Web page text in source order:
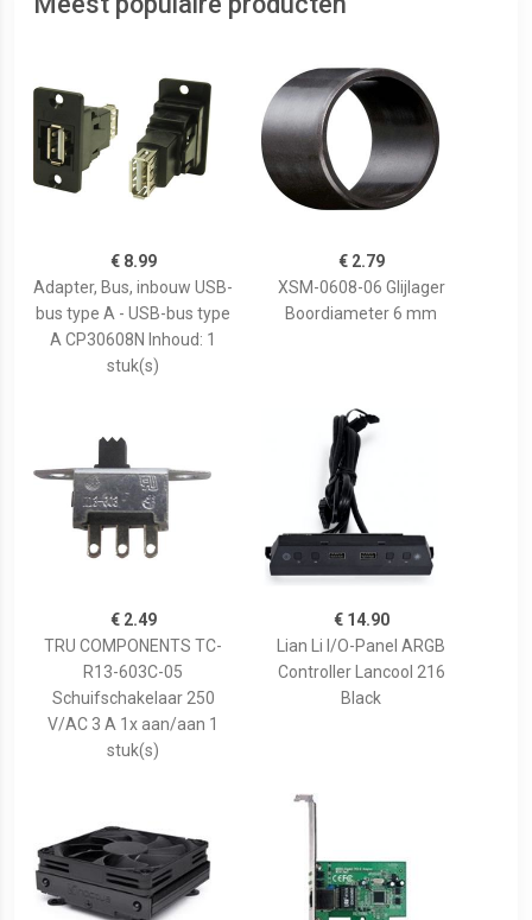
€ 8.99
Adapter, Bus, inbouw USB-
bus type A - USB-bus type
A CP30608N Inhoud: 1
stuk(s)
€ 2.79
XSM-0608-06 Glijlager
Boordiameter 6 mm
€ 2.49
TRU COMPONENTS TC-
R13-603C-05
Schuifschakelaar 250
V/AC 3 A 1x aan/aan 1
stuk(s)
€ 14.90
Lian Li I/O-Panel ARGB
Controller Lancool 216
Black